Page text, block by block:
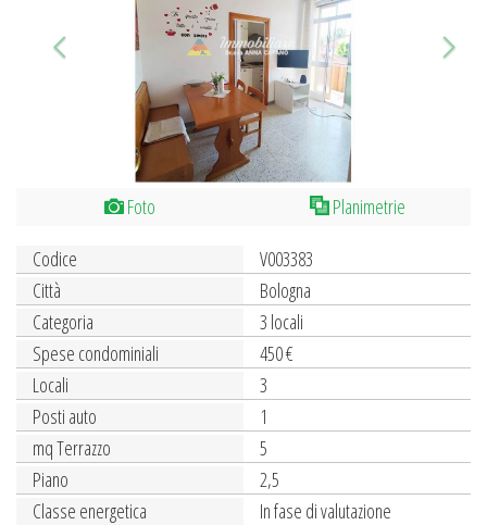
Foto
Planimetrie
Codice
V003383
Città
Bologna
Categoria
3 locali
Spese condominiali
450 €
Locali
3
Posti auto
1
mq Terrazzo
5
Piano
2,5
Classe energetica
In fase di valutazione